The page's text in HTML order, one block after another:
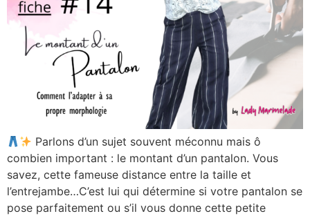
Parlons d’un sujet souvent méconnu mais ô
combien important : le montant d’un pantalon. Vous
savez, cette fameuse distance entre la taille et
l’entrejambe…C’est lui qui détermine si votre pantalon se
pose parfaitement ou s’il vous donne cette petite